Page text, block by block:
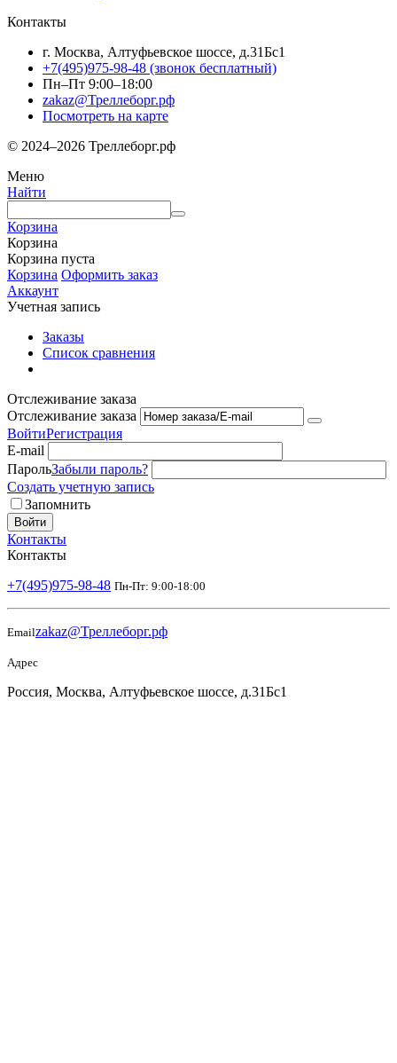
Контакты
г. Москва, Алтуфьевское шоссе, д.31Бс1
+7(495)975-98-48 (звонок бесплатный)
Пн–Пт 9:00–18:00
zakaz@Треллеборг.рф
Посмотреть на карте
© 2024–2026 Треллеборг.рф
Меню
Найти
Корзина
Корзина
Корзина пуста
Корзина Оформить заказ
Аккаунт
Учетная запись
Заказы
Список сравнения
Отслеживание заказа
Отслеживание заказа
ВойтиРегистрация
E-mail
ПарольЗабыли пароль?
Создать учетную запись
Запомнить
Войти
Контакты
Контакты
+7(495)975-98-48 Пн-Пт: 9:00-18:00
Emailzakaz@Треллеборг.рф
Адрес
Россия, Москва, Алтуфьевское шоссе, д.31Бс1